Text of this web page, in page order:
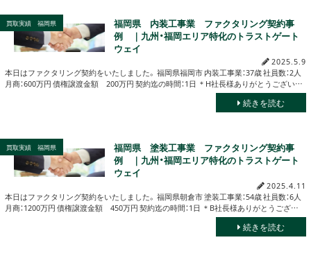
買取実績 福岡県
福岡県 内装工事業 ファクタリング契約事
例 ｜九州・福岡エリア特化のトラストゲート
ウェイ
2025.5.9
本日はファクタリング契約をいたしました。 福岡県福岡市 内装工事業：37歳 社員数：2人
月商：600万円 債権譲渡金額 200万円 契約迄の時間：1日 ＊H社長様ありがとうござい…
続きを読む
買取実績 福岡県
福岡県 塗装工事業 ファクタリング契約事
例 ｜九州・福岡エリア特化のトラストゲート
ウェイ
2025.4.11
本日はファクタリング契約をいたしました。 福岡県朝倉市 塗装工事業：54歳 社員数：6人
月商：1200万円 債権譲渡金額 450万円 契約迄の時間：1日 ＊B社長様ありがとうござ…
続きを読む